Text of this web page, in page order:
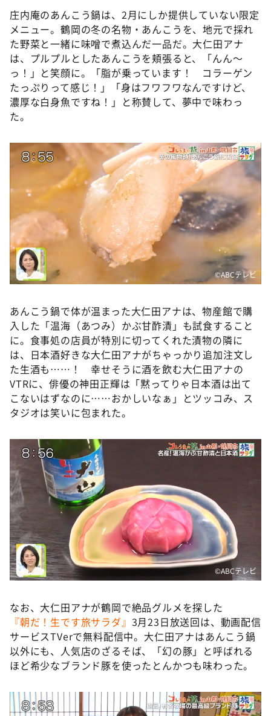
庄内庵のあんこう鍋は、2月にしか提供していない限定
メニュー。鶴岡の冬の名物・あんこうを、地元で採れ
た野菜と一緒に味噌で煮込んだ一品だ。大仁田アナ
は、プルプルとしたあんこうを頬張ると、「んん～
っ！」と笑顔に。「脂が乗っています！ コラーゲン
たっぷりって感じ！」「身はフワフワなんですけど、
濃厚な白身魚ですね！」と称賛して、夢中で味わっ
た。
©️ABCテレビ
あんこう鍋で体が温まった大仁田アナは、物産館で購
入した「温海（あつみ）かぶ甘酢漬」も試食すること
に。食事処の店員が特別に切ってくれた漬物の隣に
は、日本酒好きな大仁田アナがちゃっかり追加注文し
た生酒も……！ 幸せそうに酒を飲む大仁田アナの
VTRに、俳優の神田正輝は「黙ってりゃ日本酒は出て
こないはずなのに……おかしいなぁ」とツッコみ、ス
タジオは笑いに包まれた。
©️ABCテレビ
なお、大仁田アナが鶴岡で絶品グルメを探した
『朝だ！生です旅サラダ』 3月23日放送回は、動画配信
サービスTVerで無料配信中。大仁田アナはあんこう鍋
以外にも、人気店のざるそば、「幻の豚」と呼ばれる
ほど希少なブランド豚を使ったとんかつも味わった。